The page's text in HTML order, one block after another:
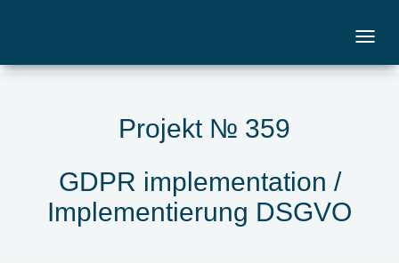
Projekt № 359
GDPR implementation /
Implementierung DSGVO